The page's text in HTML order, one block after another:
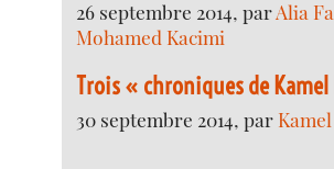
26 septembre 2014, parAlia
Mohamed Kacimi
Trois « chroniques de Kamel
30 septembre 2014, par